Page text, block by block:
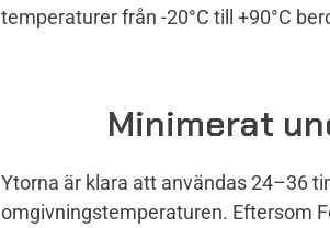
temperaturer från -20°C till +90°C
Minimerat
Ytorna är klara att användas 24–36
omgivningstemperaturen. Eftersom